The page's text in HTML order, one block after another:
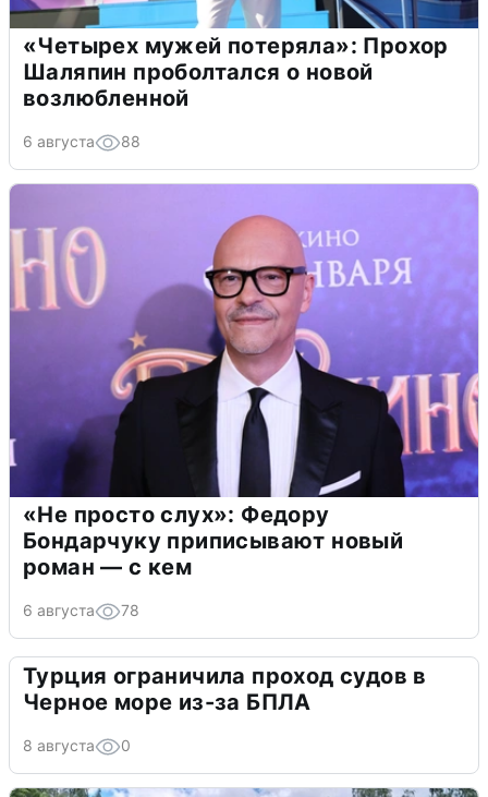
«Четырех мужей потеряла»: Прохор
Шаляпин проболтался о новой
возлюбленной
6 августа 88
«Не просто слух»: Федору
Бондарчуку приписывают новый
роман — с кем
6 августа 78
Турция ограничила проход судов в
Черное море из-за БПЛА
8 августа 0